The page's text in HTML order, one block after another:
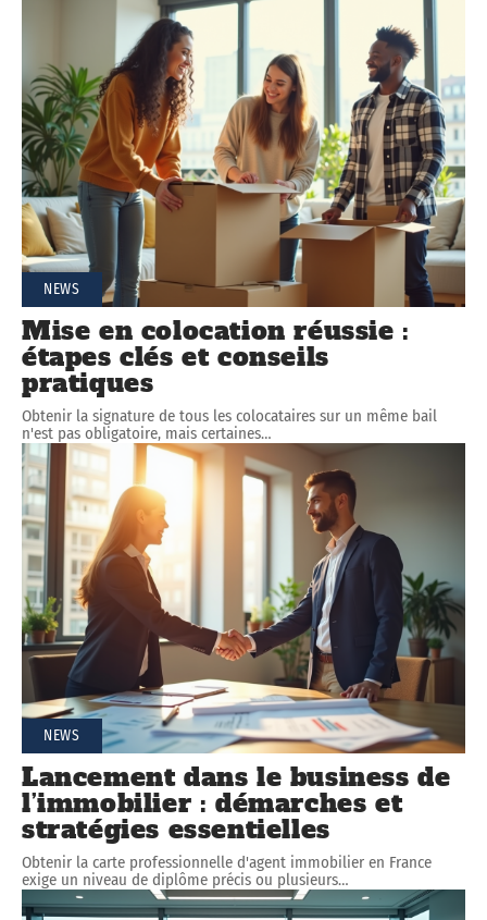
NEWS
Mise en colocation réussie :
étapes clés et conseils
pratiques
Obtenir la signature de tous les colocataires sur un même bail
n'est pas obligatoire, mais certaines…
NEWS
Lancement dans le business de
l’immobilier : démarches et
stratégies essentielles
Obtenir la carte professionnelle d'agent immobilier en France
exige un niveau de diplôme précis ou plusieurs…